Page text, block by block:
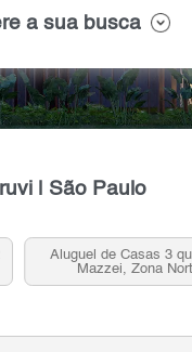
a sua busca
| São Paulo
Aluguel de Casas 3
Mazzei, Zona